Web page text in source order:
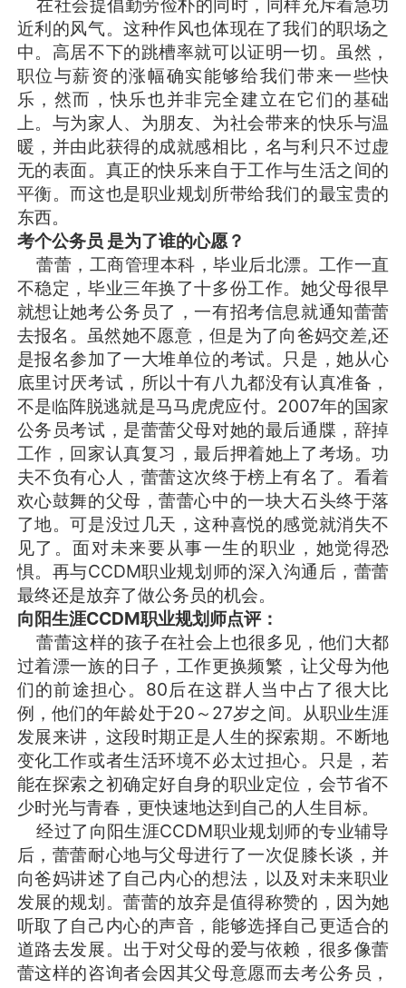
在社会提倡勤劳俭朴的同时，同样充斥着急功
近利的风气。这种作风也体现在了我们的职场之
中。高居不下的跳槽率就可以证明一切。虽然，
职位与薪资的涨幅确实能够给我们带来一些快
乐，然而，快乐也并非完全建立在它们的基础
上。与为家人、为朋友、为社会带来的快乐与温
暖，并由此获得的成就感相比，名与利只不过虚
无的表面。真正的快乐来自于工作与生活之间的
平衡。而这也是职业规划所带给我们的最宝贵的
东西。
考个公务员 是为了谁的心愿？
蕾蕾，工商管理本科，毕业后北漂。工作一直
不稳定，毕业三年换了十多份工作。她父母很早
就想让她考公务员了，一有招考信息就通知蕾蕾
去报名。虽然她不愿意，但是为了向爸妈交差,还
是报名参加了一大堆单位的考试。只是，她从心
底里讨厌考试，所以十有八九都没有认真准备，
不是临阵脱逃就是马马虎虎应付。2007年的国家
公务员考试，是蕾蕾父母对她的最后通牒，辞掉
工作，回家认真复习，最后押着她上了考场。功
夫不负有心人，蕾蕾这次终于榜上有名了。看着
欢心鼓舞的父母，蕾蕾心中的一块大石头终于落
了地。可是没过几天，这种喜悦的感觉就消失不
见了。面对未来要从事一生的职业，她觉得恐
惧。再与CCDM职业规划师的深入沟通后，蕾蕾
最终还是放弃了做公务员的机会。
向阳生涯CCDM职业规划师点评：
蕾蕾这样的孩子在社会上也很多见，他们大都
过着漂一族的日子，工作更换频繁，让父母为他
们的前途担心。80后在这群人当中占了很大比
例，他们的年龄处于20～27岁之间。从职业生涯
发展来讲，这段时期正是人生的探索期。不断地
变化工作或者生活环境不必太过担心。只是，若
能在探索之初确定好自身的职业定位，会节省不
少时光与青春，更快速地达到自己的人生目标。
经过了向阳生涯CCDM职业规划师的专业辅导
后，蕾蕾耐心地与父母进行了一次促膝长谈，并
向爸妈讲述了自己内心的想法，以及对未来职业
发展的规划。蕾蕾的放弃是值得称赞的，因为她
听取了自己内心的声音，能够选择自己更适合的
道路去发展。出于对父母的爱与依赖，很多像蕾
蕾这样的咨询者会因其父母意愿而去考公务员，